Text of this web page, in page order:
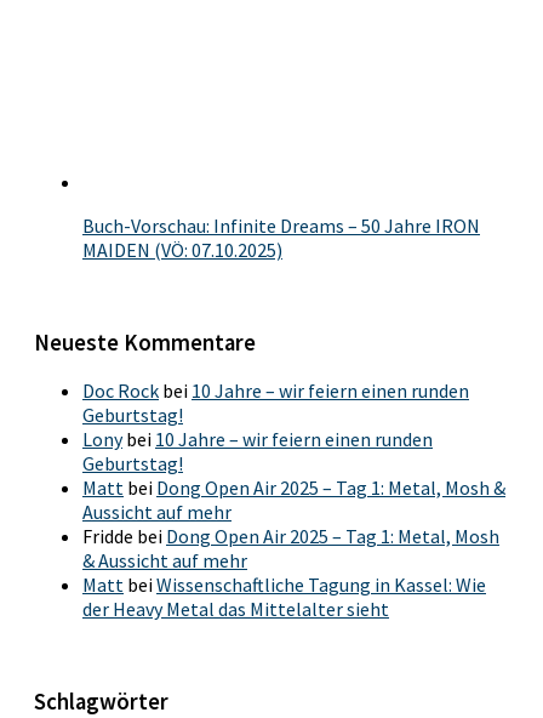
Buch-Vorschau: Infinite Dreams – 50 Jahre IRON
MAIDEN (VÖ: 07.10.2025)
Neueste Kommentare
Doc Rock bei 10 Jahre – wir feiern einen runden
Geburtstag!
Lonybei 10 Jahre – wir feiern einen runden
Geburtstag!
Matt bei Dong Open Air 2025 – Tag 1: Metal, Mosh &
Aussicht auf mehr
Fridde bei Dong Open Air 2025 – Tag 1: Metal, Mosh
& Aussicht auf mehr
Matt beiWissenschaftliche Tagung in Kassel: Wie
der Heavy Metal das Mittelalter sieht
Schlagwörter